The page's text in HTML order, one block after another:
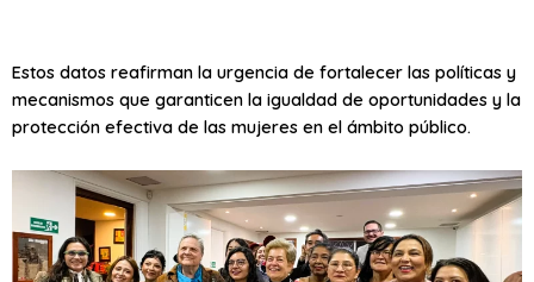
Estos datos reafirman la urgencia de fortalecer las políticas y
mecanismos que garanticen la igualdad de oportunidades y la
protección efectiva de las mujeres en el ámbito público.